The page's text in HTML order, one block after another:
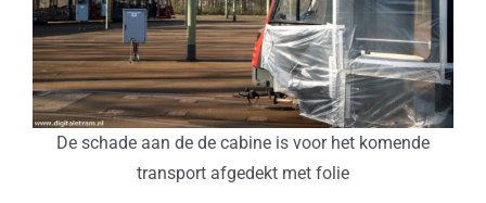
De schade aan de de cabine is voor het komende
transport afgedekt met folie